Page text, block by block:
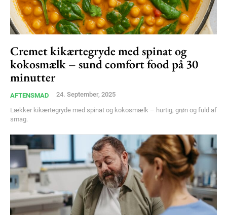
Member full access
100DKK
Etiam est nibh, lobortis sit
Praesent euismod ac
Ut mollis pellentesque tortor
Nullam eu erat condimentum
Donec quis est ac felis
Cremet kikærtegryde med spinat og
kokosmælk – sund comfort food på 30
minutter
AFTENSMAD 24. September, 2025
Lækker kikærtegryde med spinat og kokosmælk – hurtig, grøn og fuld af
smag.